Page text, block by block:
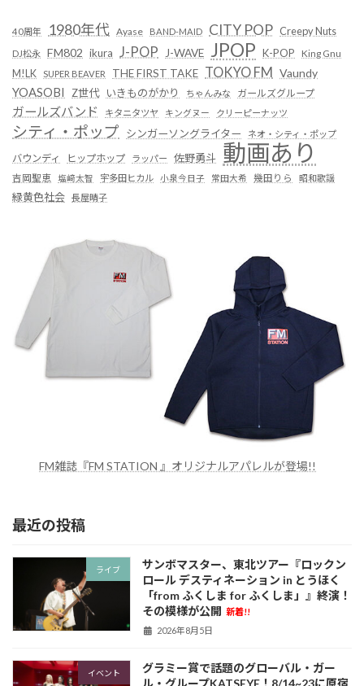
40周年 1980年代 Ayase BAND-MAID CITY POP Creepy Nuts
DJ松永 FM802 ikura J-POP J-WAVE JPOP K-POP
King Gnu
M!LK
SUPER BEAVER THE FIRST TAKE TOKYO FM Vaundy
YOASOBI Z世代 いきものがかり ちゃんみな ガールズグループ
ガールズバンド キタニタツヤ キングヌー クリーピーナッツ
シティ・ポップ シンガーソングライター ネオ・シティ・ポップ
バウンディ ヒップホップ ラッパー 佐野勇斗 動画あり
吉岡聖恵 塩﨑太智 宇多田ヒカル 小泉今日子 常田大希 幾田りら 昭和歌謡
緑黄色社会 長屋晴子
FM雑誌『FM STATION 』オリジナルアパレルが登場!!
最近の投稿
ライブ
サンボマスター、東北ツアー『ロックン
ロール デスティネーション in とうほく
「from ふくしま for ふくしま」』終演！
その模様が公開 新着!!
2026年8月5日
イベント
グラミー賞で話題のグローバル・ガー
ル・グループKATSEYE！8/14~23に原宿